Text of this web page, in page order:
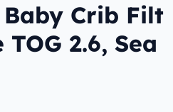
Crib Filt
2.6, Sea